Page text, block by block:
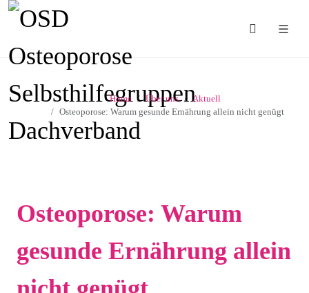
Home Über uns
Aktuell
Osteoporose: Warum gesunde Ernährung allein nicht genügt
Osteoporose: Warum
gesunde Ernährung allein